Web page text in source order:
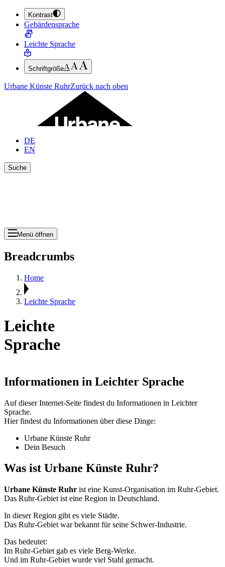
ZUM HAUPTINHALT SPRINGEN (ENTER DRÜCKEN)
ZUM FUSSBEREICH SPRINGEN (ENTER DRÜCKEN)
Kontrast
Gebärdensprache
Leichte Sprache
Schriftgröße
Urbane Künste RuhrZurück nach oben
DE
EN
Suche
Menü öffnen
Breadcrumbs
Home
Leichte Sprache
Leichte
Sprache
Informationen in Leichter Sprache
Auf dieser Internet-Seite findest du Informationen in Leichter
Sprache.
Hier findest du Informationen über diese Dinge:
Urbane Künste Ruhr
Dein Besuch
Was ist Urbane Künste Ruhr?
Urbane Künste Ruhr ist eine Kunst-Organisation im Ruhr-Gebiet.
Das Ruhr-Gebiet ist eine Region in Deutschland.
In dieser Region gibt es viele Städte.
Das Ruhr-Gebiet war bekannt für seine Schwer-Industrie.
Das bedeutet:
Im Ruhr-Gebiet gab es viele Berg-Werke.
Und im Ruhr-Gebiet wurde viel Stahl gemacht.